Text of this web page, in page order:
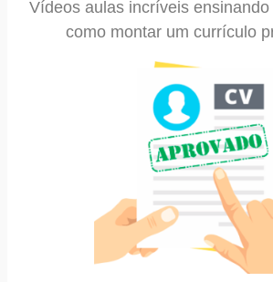
Vídeos aulas incríveis
como montar um currículo